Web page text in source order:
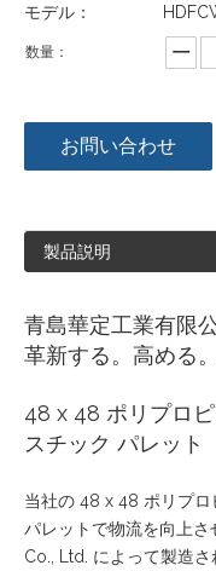
モデル：
数量：
お問い合わせ
製品説明
青島華定工業有限
革新する。高める
48 x 48 ポリプロ
スチック パレット
当社の 48 x 48 ポリプロ
パレットで物流を向上
Co., Ltd. によって製造